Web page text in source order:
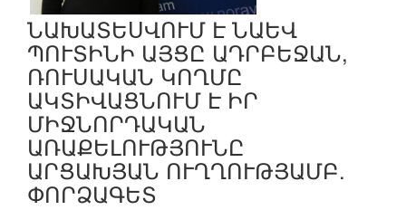
ՆԱԽԱՏԵՍՎՈՒՄ Է ՆԱԵՎ
ՊՈՒՏԻՆԻ ԱՅՑԸ ԱԴՐԲԵՋԱՆ,
ՌՈՒՍԱԿԱՆ ԿՈՂՄԸ
ԱԿՏԻՎԱՑՆՈՒՄ Է ԻՐ
ՄԻՋՆՈՐԴԱԿԱՆ
ԱՌԱՔԵԼՈՒԹՅՈՒՆԸ
ԱՐՑԱԽՅԱՆ ՈՒՂՂՈՒԹՅԱՄԲ.
ՓՈՐՁԱԳԵՏ